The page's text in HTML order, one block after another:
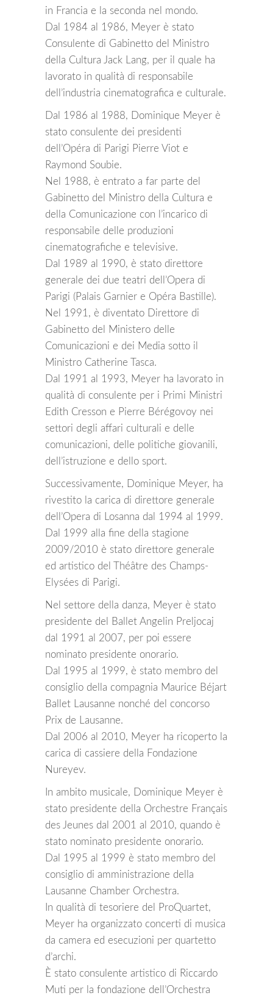
in Francia e la seconda nel mondo.
Dal 1984 al 1986, Meyer è stato
Consulente di Gabinetto del Ministro
della Cultura Jack Lang, per il quale ha
lavorato in qualità di responsabile
dell’industria cinematografica e culturale.
Dal 1986 al 1988, Dominique Meyer è
stato consulente dei presidenti
dell’Opéra di Parigi Pierre Viot e
Raymond Soubie.
Nel 1988, è entrato a far parte del
Gabinetto del Ministro della Cultura e
della Comunicazione con l’incarico di
responsabile delle produzioni
cinematografiche e televisive.
Dal 1989 al 1990, è stato direttore
generale dei due teatri dell’Opera di
Parigi (Palais Garnier e Opéra Bastille).
Nel 1991, è diventato Direttore di
Gabinetto del Ministero delle
Comunicazioni e dei Media sotto il
Ministro Catherine Tasca.
Dal 1991 al 1993, Meyer ha lavorato in
qualità di consulente per i Primi Ministri
Edith Cresson e Pierre Bérégovoy nei
settori degli affari culturali e delle
comunicazioni, delle politiche giovanili,
dell’istruzione e dello sport.
Successivamente, Dominique Meyer, ha
rivestito la carica di direttore generale
dell’Opera di Losanna dal 1994 al 1999.
Dal 1999 alla fine della stagione
2009/2010 è stato direttore generale
ed artistico del Théâtre des Champs-
Elysées di Parigi.
Nel settore della danza, Meyer è stato
presidente del Ballet Angelin Preljocaj
dal 1991 al 2007, per poi essere
nominato presidente onorario.
Dal 1995 al 1999, è stato membro del
consiglio della compagnia Maurice Béjart
Ballet Lausanne nonché del concorso
Prix de Lausanne.
Dal 2006 al 2010, Meyer ha ricoperto la
carica di cassiere della Fondazione
Nureyev.
In ambito musicale, Dominique Meyer è
stato presidente della Orchestre Français
des Jeunes dal 2001 al 2010, quando è
stato nominato presidente onorario.
Dal 1995 al 1999 è stato membro del
consiglio di amministrazione della
Lausanne Chamber Orchestra.
In qualità di tesoriere del ProQuartet,
Meyer ha organizzato concerti di musica
da camera ed esecuzioni per quartetto
d’archi.
È stato consulente artistico di Riccardo
Muti per la fondazione dell’Orchestra